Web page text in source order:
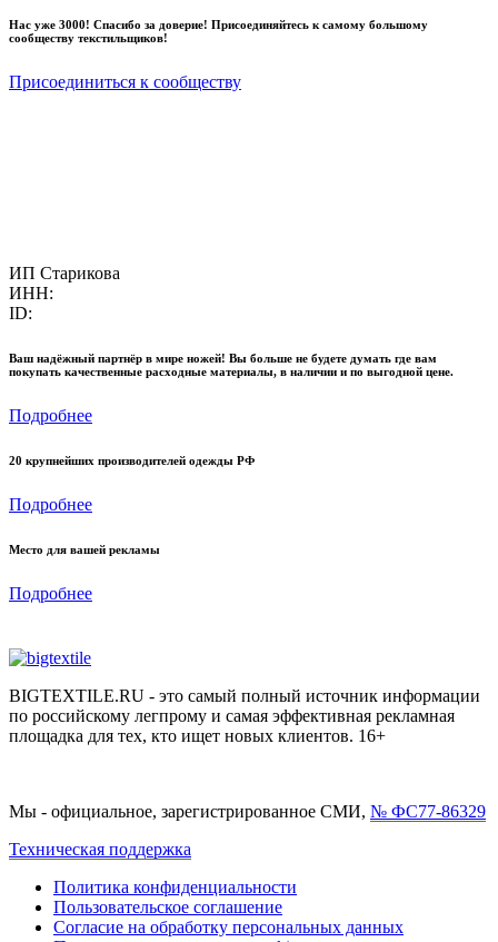
Нас уже 3000! Спасибо за доверие! Присоединяйтесь к самому большому
сообществу текстильщиков!
Присоединиться к сообществу
ИП Старикова
ИНН:
ID:
Ваш надёжный партнёр в мире ножей! Вы больше не будете думать где вам
покупать качественные расходные материалы, в наличии и по выгодной цене.
Подробнее
20 крупнейших производителей одежды РФ
Подробнее
Место для вашей рекламы
Подробнее
BIGTEXTILE.RU - это самый полный источник информации
по российскому легпрому и самая эффективная рекламная
площадка для тех, кто ищет новых клиентов. 16+
Мы - официальное, зарегистрированное СМИ, № ФС77-86329
Техническая поддержка
Политика конфиденциальности
Пользовательское соглашение
Согласие на обработку персональных данных